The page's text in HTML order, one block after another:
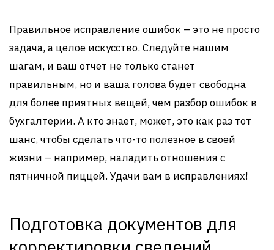
Правильное исправление ошибок – это не просто
задача, а целое искусство. Следуйте нашим
шагам, и ваш отчет не только станет
правильным, но и ваша голова будет свободна
для более приятных вещей, чем разбор ошибок в
бухгалтерии. А кто знает, может, это как раз тот
шанс, чтобы сделать что-то полезное в своей
жизни – например, наладить отношения с
пятничной пиццей. Удачи вам в исправлениях!
Подготовка документов для